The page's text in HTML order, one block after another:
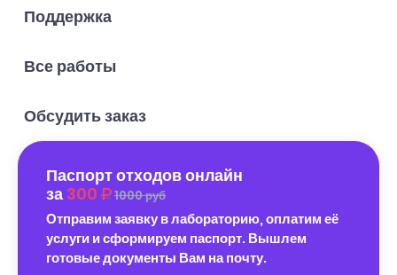
Поддержка
Все работы
Обсудить заказ
Паспорт отходов онлайн
за 300 1000 руб
Отправим заявку в лабораторию, оплатим её
услуги и сформируем паспорт. Вышлем
готовые документы Вам на почту.